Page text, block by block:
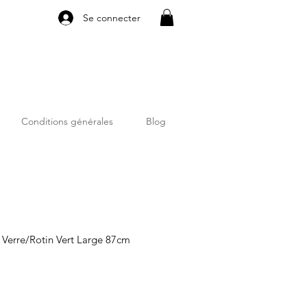
Se connecter
Conditions générales Blog
Rotin Vert Large 87cm